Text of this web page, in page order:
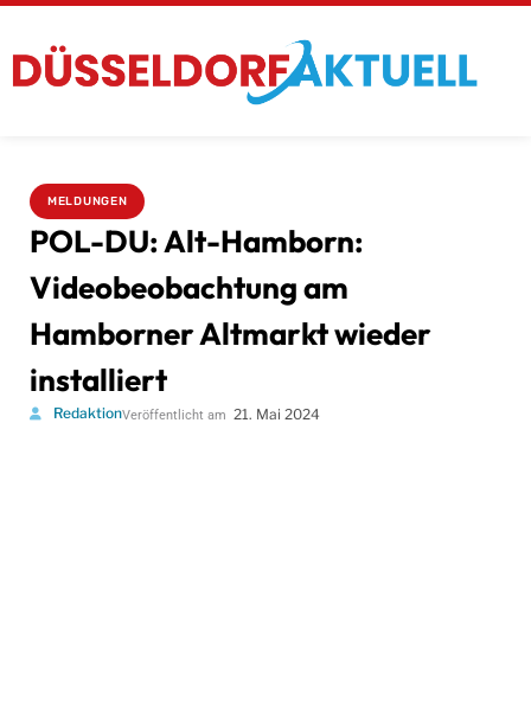
MELDUNGEN
POL-DU: Alt-Hamborn:
Videobeobachtung am
Hamborner Altmarkt wieder
installiert
RedaktionVeröffentlicht am 21. Mai 2024